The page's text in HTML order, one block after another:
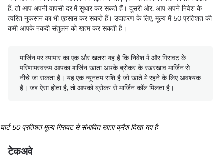
हैं, तो आप अपनी वापसी दर में सुधार कर सकते हैं। दूसरी ओर, आप अपने निवेश के
त्वरित नुकसान का भी एहसास कर सकते हैं। उदाहरण के लिए, मूल्य में 50 प्रतिशत की
कमी आपके नकदी संतुलन को खत्म कर सकती है।
मार्जिन पर व्यापार का एक और खतरा यह है कि निवेश में और गिरावट के
परिणामस्वरूप आपका मार्जिन खाता आपके ब्रोकर के रखरखाव मार्जिन से
नीचे जा सकता है। यह एक न्यूनतम राशि है जो खाते में रहने के लिए आवश्यक
है। जब ऐसा होता है, तो आपको ब्रोकर से मार्जिन कॉल मिलता है।
चार्ट 50 प्रतिशत मूल्य गिरावटसे संभावित खाता क्रैश दिखा रहा है
टेकअवे